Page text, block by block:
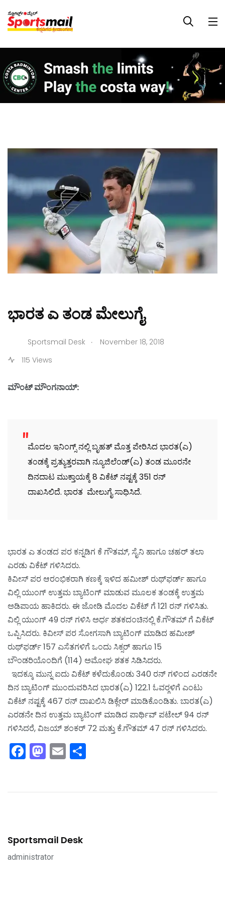
ಭಾರತ ಎ ತಂಡ ಮೇಲುಗೈ
Sportsmail Desk .
November 18, 2018
115 Views
ಮೌಂಟ್ ಮೌಂಗನಾಯ್:
ಮೊದಲ ಇನಿಂಗ್ಸ್ ನಲ್ಲಿ ಬೃಹತ್ ಮೊತ್ತ ಪೇರಿಸಿದ ಭಾರತ(ಎ)
ತಂಡಕ್ಕೆ ಪ್ರತ್ಯುತ್ತರವಾಗಿ ನ್ಯೂಜಿಲೆಂಡ್(ಎ) ತಂಡ ಮೂರನೇ
ದಿನದಾಟ ಮುಕ್ತಾಯಕ್ಕೆ 8 ವಿಕೆಟ್ ನಷ್ಟಕ್ಕೆ 351 ರನ್
ದಾಖಸಿಲಿದೆ. ಭಾರತ ಮೇಲುಗೈ ಸಾಧಿಸಿದೆ.
ಭಾರತ ಎ ತಂಡದ ಪರ ಕನ್ನಡಿಗ ಕೆ ಗೌತಮ್, ಸೈನಿ ಹಾಗೂ ಚಹರ್ ತಲಾ
ಎರಡು ವಿಕೆಟ್ ಗಳಿಸಿದರು.
ಕಿವೀಸ್ ಪರ ಆರಂಭಿಕರಾಗಿ ಕಣಕ್ಕೆ ಇಳಿದ ಹಮೀಶ್ ರುಥ್‍ಫರ್ಡ್ ಹಾಗೂ
ವಿಲ್ಲಿ ಯುಂಗ್ ಉತ್ತಮ ಬ್ಯಾಟಿಂಗ್ ಮಾಡುವ ಮೂಲಕ ತಂಡಕ್ಕೆ ಉತ್ತಮ
ಅಡಿಪಾಯ ಹಾಕಿದರು. ಈ ಜೋಡಿ ಮೊದಲ ವಿಕೆಟ್ ಗೆ 121 ರನ್ ಗಳಿಸಿತು.
ವಿಲ್ಲಿ ಯುಂಗ್ 49 ರನ್ ಗಳಿಸಿ ಅರ್ಧ ಶತಕದಂಚಿನಲ್ಲಿ ಕೆ.ಗೌತಮ್ ಗೆ ವಿಕೆಟ್
ಒಪ್ಪಿಸಿದರು. ಕಿವೀಸ್ ಪರ ಸೋಗಸಾಗಿ ಬ್ಯಾಟಿಂಗ್ ಮಾಡಿದ ಹಮೀಶ್
ರುಥ್‍ಫರ್ಡ್ 157 ಎಸೆತಗಳಿಗೆ ಒಂದು ಸಿಕ್ಸರ್ ಹಾಗೂ 15
ಬೌಂಡರಿಯೊಂದಿಗೆ (114) ಅಮೋಘ ಶತಕ ಸಿಡಿಸಿದರು.
ಇದಕ್ಕೂ ಮುನ್ನ ಐದು ವಿಕೆಟ್ ಕಳೆದುಕೊಂಡು 340 ರನ್ ಗಳಿಂದ ಎರಡನೇ
ದಿನ ಬ್ಯಾಟಿಂಗ್ ಮುಂದುವರಿಸಿದ ಭಾರತ(ಎ) 122.1 ಓವರ್‍ಗಳಿಗೆ ಎಂಟು
ವಿಕೆಟ್ ನಷ್ಟಕ್ಕೆ 467 ರನ್ ದಾಖಲಿಸಿ ಡಿಕ್ಲೇರ್ ಮಾಡಿಕೊಂಡಿತು. ಬಾರತ(ಎ)
ಎರಡನೇ ದಿನ ಉತ್ತಮ ಬ್ಯಾಟಿಂಗ್ ಮಾಡಿದ ಪಾರ್ಥಿವ್ ಪಟೇಲ್ 94 ರನ್
ಗಳಿಸಿದರೆ, ವಿಜಯ್ ಶಂಕರ್ 72 ಮತ್ತು ಕೆ.ಗೌತಮ್ 47 ರನ್ ಗಳಿಸಿದರು.
Facebook
Mastodon
Email
Sportsmail Desk
administrator